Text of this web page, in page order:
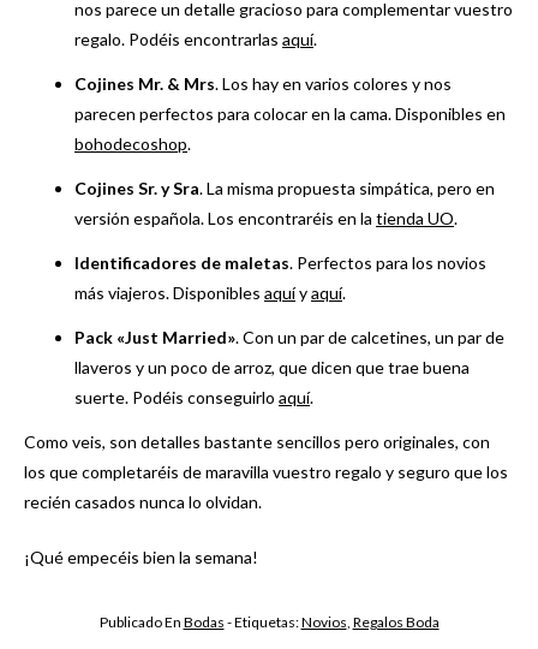
nos parece un detalle gracioso para complementar vuestro
regalo. Podéis encontrarlas aquí.
Cojines Mr. & Mrs. Los hay en varios colores y nos
parecen perfectos para colocar en la cama. Disponibles en
bohodecoshop.
Cojines Sr. y Sra. La misma propuesta simpática, pero en
versión española. Los encontraréis en la tienda UO.
Identificadores de maletas. Perfectos para los novios
más viajeros. Disponibles aquíyaquí.
Pack «Just Married». Con un par de calcetines, un par de
llaveros y un poco de arroz, que dicen que trae buena
suerte. Podéis conseguirlo aquí.
Como veis, son detalles bastante sencillos pero originales, con
los que completaréis de maravilla vuestro regalo y seguro que los
recién casados nunca lo olvidan.
¡Qué empecéis bien la semana!
Publicado En Bodas - Etiquetas:Novios, Regalos Boda